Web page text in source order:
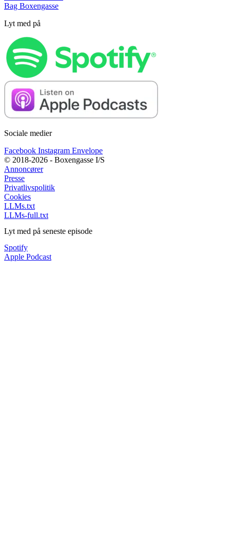
Bag Boxengasse
Lyt med på
Sociale medier
Facebook Instagram Envelope
© 2018-2026 - Boxengasse I/S
Annoncører
Presse
Privatlivspolitik
Cookies
LLMs.txt
LLMs-full.txt
Lyt med på seneste episode
Spotify
Apple Podcast